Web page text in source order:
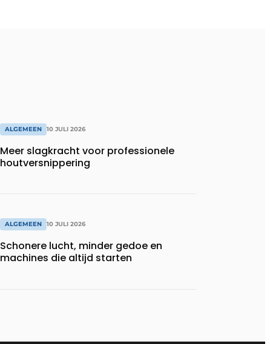
ALGEMEEN 10 JULI 2026
Meer slagkracht voor professionele
houtversnippering
ALGEMEEN 10 JULI 2026
Schonere lucht, minder gedoe en
machines die altijd starten